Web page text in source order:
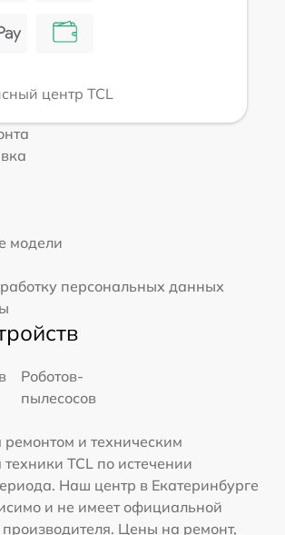
центр TCL
модели
персональных данных
Роботов-
пылесосов
и техническим
TCL по истечении
Наш центр в Екатеринбурге
и не имеет официальной
Цены на ремонт,